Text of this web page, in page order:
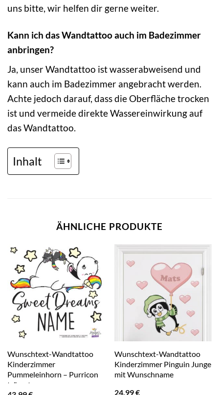
uns bitte, wir helfen dir gerne weiter.
Kann ich das Wandtattoo auch im Badezimmer
anbringen?
Ja, unser Wandtattoo ist wasserabweisend und
kann auch im Badezimmer angebracht werden.
Achte jedoch darauf, dass die Oberfläche trocken
ist und vermeide direkte Wassereinwirkung auf
das Wandtattoo.
Inhalt
ÄHNLICHE PRODUKTE
Wunschtext-Wandtattoo
Kinderzimmer
Pummeleinhorn – Purricon
träumt
Wunschtext-Wandtattoo
Kinderzimmer Pinguin Junge
mit Wunschname
24,99€